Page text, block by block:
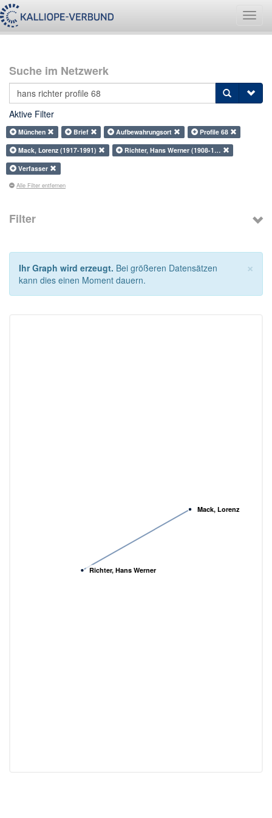
Suche im Netzwerk
Aktive Filter
München Brief Aufbewahrungsort
Profile 68
Mack, Lorenz (1917-1991)
Richter, Hans Werner (1908-1…
Verfasser
Alle Filter entfernen
Filter
×
Ihr Graph wird erzeugt. Bei größeren Datensätzen
kann dies einen Moment dauern.
Mack, Lorenz
Richter, Hans Werner